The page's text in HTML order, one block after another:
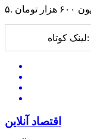
لینک کوتاه:
اقتصاد آنلاین